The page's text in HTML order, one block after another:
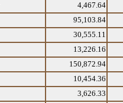
4,467.64
95,103.84
30,555.11
13,226.16
150,872.94
10,454.36
3,626.33